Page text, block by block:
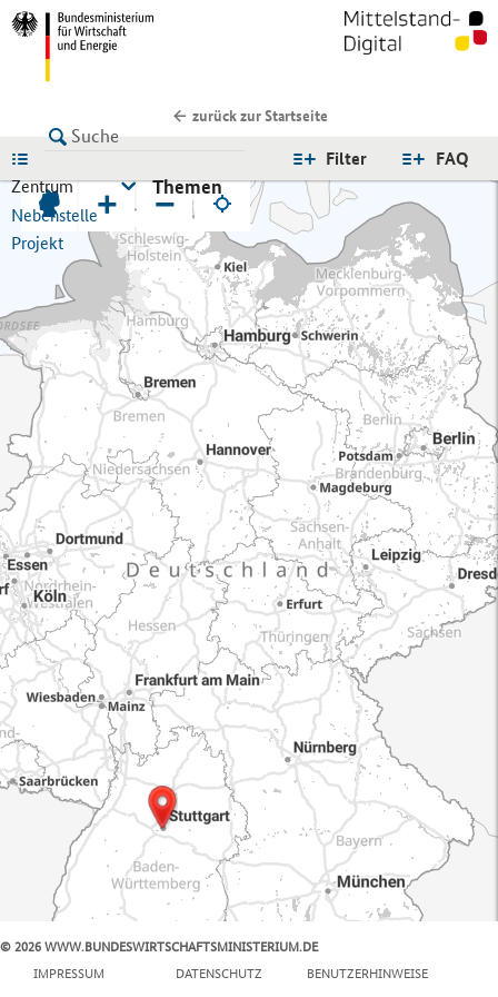
zurück zur Startseite
FAQ
Filter
Zentrum
Nebenstelle
Projekt
Themen
+ −
© 2026 WWW.BUNDESWIRTSCHAFTSMINISTERIUM.DE
IMPRESSUM
DATENSCHUTZ BENUTZERHINWEISE